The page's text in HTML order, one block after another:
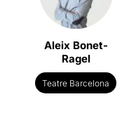
Aleix Bonet-
Ragel
Teatre Barcelona